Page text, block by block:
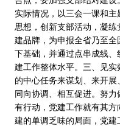
实际情况，以三会一课和
思想，创新支部活动，凝
建品牌，为申报全省乃至
下基础，并通过点串成线
建工作整体水平。三、见
的中心任务来谋划、来开
同向协调、相互促进。努
有行动，党建工作就有其
建的单调乏味的局面，党